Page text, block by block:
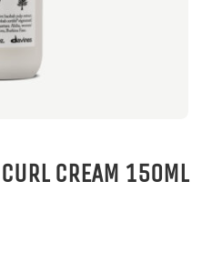
CREAM 150ML